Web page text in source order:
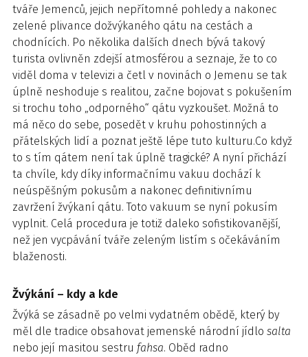
tváře Jemenců, jejich nepřítomné pohledy a nakonec
zelené plivance dožvýkaného qátu na cestách a
chodnících. Po několika dalších dnech bývá takový
turista ovlivněn zdejší atmosférou a seznaje, že to co
viděl doma v televizi a četl v novinách o Jemenu se tak
úplně neshoduje s realitou, začne bojovat s pokušením
si trochu toho „odporného“ qátu vyzkoušet. Možná to
má něco do sebe, posedět v kruhu pohostinných a
přátelských lidí a poznat ještě lépe tuto kulturu.Co když
to s tím qátem není tak úplně tragické? A nyní přichází
ta chvíle, kdy díky informačnímu vakuu dochází k
neúspěšným pokusům a nakonec definitivnímu
zavržení žvýkaní qátu. Toto vakuum se nyní pokusím
vyplnit. Celá procedura je totiž daleko sofistikovanější,
než jen vycpávání tváře zeleným listím s očekáváním
blaženosti.
Žvýkání – kdy a kde
Žvýká se zásadně po velmi vydatném obědě, který by
měl dle tradice obsahovat jemenské národní jídlo salta
nebo její masitou sestru fahsa. Oběd radno